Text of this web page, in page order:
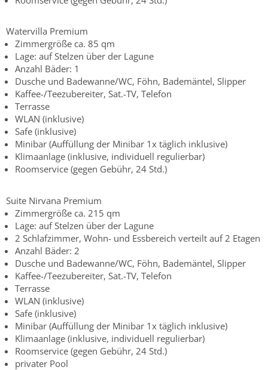
Watervilla Premium
Zimmergröße ca. 85 qm
Lage: auf Stelzen über der Lagune
Anzahl Bäder: 1
Dusche und Badewanne/WC, Föhn, Bademäntel, Slipper
Kaffee-/Teezubereiter, Sat.-TV, Telefon
Terrasse
WLAN (inklusive)
Safe (inklusive)
Minibar (Auffüllung der Minibar 1x täglich inklusive)
Klimaanlage (inklusive, individuell regulierbar)
Roomservice (gegen Gebühr, 24 Std.)
Suite Nirvana Premium
Zimmergröße ca. 215 qm
Lage: auf Stelzen über der Lagune
2 Schlafzimmer, Wohn- und Essbereich verteilt auf 2 Etagen
Anzahl Bäder: 2
Dusche und Badewanne/WC, Föhn, Bademäntel, Slipper
Kaffee-/Teezubereiter, Sat.-TV, Telefon
Terrasse
WLAN (inklusive)
Safe (inklusive)
Minibar (Auffüllung der Minibar 1x täglich inklusive)
Klimaanlage (inklusive, individuell regulierbar)
Roomservice (gegen Gebühr, 24 Std.)
privater Pool